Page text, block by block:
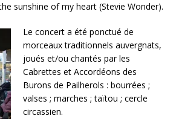
sunshine of my heart (Stevie Wonder).
Le concert a été ponctué de
morceaux traditionnels auvergnats,
joués et/ou chantés par les
Cabrettes et Accordéons des
Burons de Pailherols : bourrées ;
valses ; marches ; taïtou ; cercle
circassien.